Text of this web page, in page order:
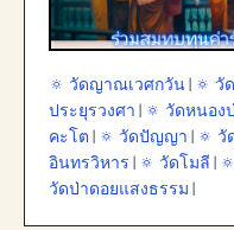
🔅 วัดญาณเวศกวัน| 🔅 วั
ประยุรวงศา | 🔅 วัดหนอง
คะโต | 🔅 วัดปัญญา | 🔅
อินทรวิหาร | 🔅 วัดโมลี |
วัดป่าดอยแสงธรรม |